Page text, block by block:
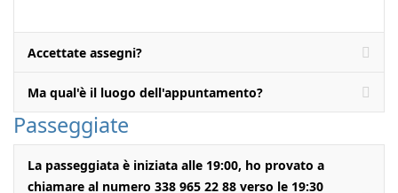
Accettate assegni?
Ma qual'è il luogo dell'appuntamento?
Passeggiate
La passeggiata è iniziata alle 19:00, ho provato a
chiamare al numero 338 965 22 88 verso le 19:30